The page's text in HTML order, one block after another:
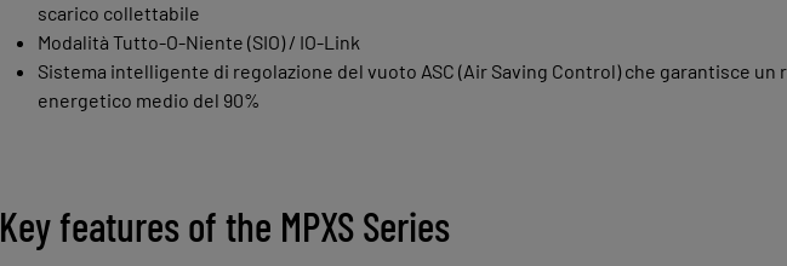
scarico collettabile
Modalità Tutto‑O‑Niente (SIO) / IO‑Link
Sistema intelligente di regolazione del vuoto ASC (Air Saving Control) che garantisce un
energetico medio del 90%
Key features of the MPXS Series